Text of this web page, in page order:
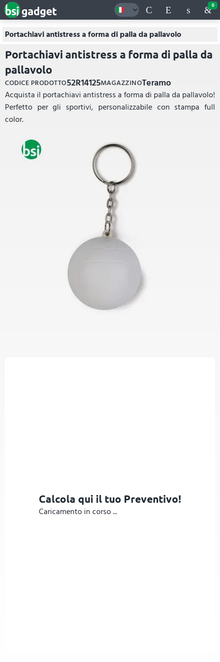
0
Portachiavi antistress a forma di palla da pallavolo
Portachiavi antistress a forma di palla da
pallavolo
CODICE PRODOTTO52R14125MAGAZZINOTeramo
Acquista il portachiavi antistress a forma di palla da pallavolo!
Perfetto per gli sportivi, personalizzabile con stampa full
color.
Calcola qui il tuo Preventivo!
Caricamento in corso ...